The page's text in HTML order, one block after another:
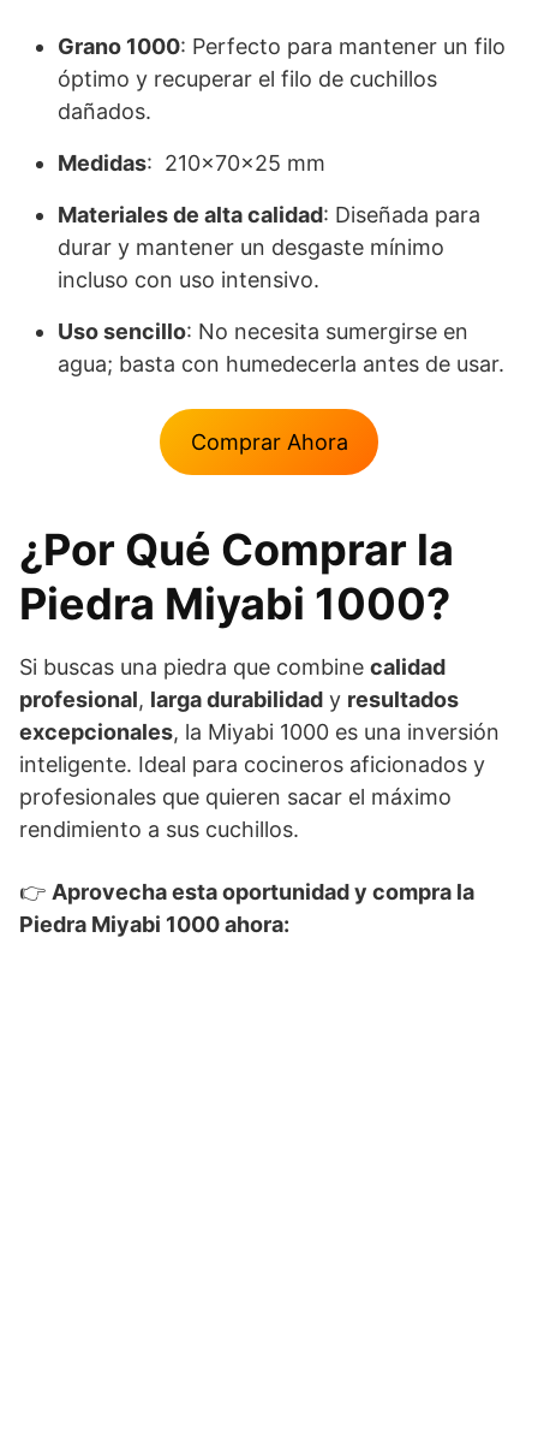
Grano 1000: Perfecto para mantener un filo
óptimo y recuperar el filo de cuchillos
dañados.
Medidas: 210x70x25 mm
Materiales de alta calidad: Diseñada para
durar y mantener un desgaste mínimo
incluso con uso intensivo.
Uso sencillo: No necesita sumergirse en
agua; basta con humedecerla antes de usar.
Comprar Ahora
¿Por Qué Comprar la
Piedra Miyabi 1000?
Si buscas una piedra que combine calidad
profesional, larga durabilidad y resultados
excepcionales, la Miyabi 1000 es una inversión
inteligente. Ideal para cocineros aficionados y
profesionales que quieren sacar el máximo
rendimiento a sus cuchillos.
👉 Aprovecha esta oportunidad y compra la
Piedra Miyabi 1000 ahora: